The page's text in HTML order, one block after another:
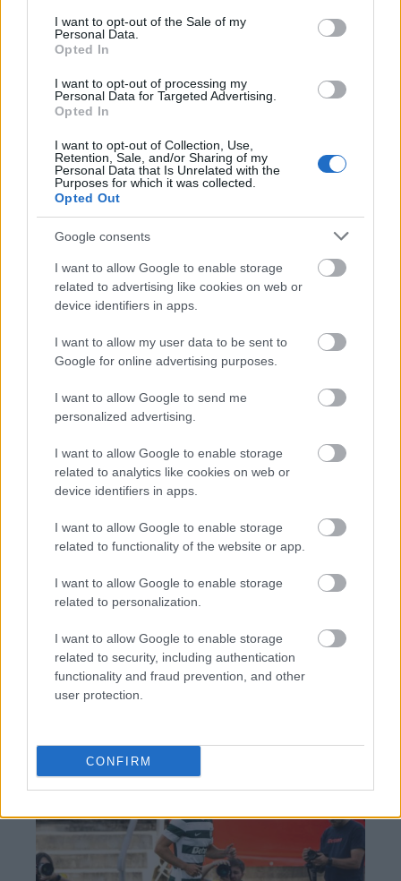
consent section.
I want to opt-out of the Sale of my
Personal Data.
Opted In
I want to opt-out of processing my
Personal Data for Targeted Advertising.
Opted In
I want to opt-out of Collection, Use,
Retention, Sale, and/or Sharing of my
Personal Data that Is Unrelated with the
Purposes for which it was collected.
Opted Out
Google consents
I want to allow Google to enable storage
related to advertising like cookies on web or
device identifiers in apps.
I want to allow my user data to be sent to
Google for online advertising purposes.
I want to allow Google to send me
personalized advertising.
I want to allow Google to enable storage
related to analytics like cookies on web or
device identifiers in apps.
I want to allow Google to enable storage
related to functionality of the website or app.
I want to allow Google to enable storage
related to personalization.
I want to allow Google to enable storage
related to security, including authentication
functionality and fraud prevention, and other
user protection.
CONFIRM
Διαβάζονται αυτή τη στιγμή
Τουρισμός για Όλους: Άνοιξε η πλατφόρμα -
Ποιοι κάνουν αίτηση σήμερα
Η επιστολή Αυτιά για ευρωπαϊκή αλληλεγγύη -
Οι παρουσίες και απουσίες στην κηδεία του
Καλάθι ΔΕΘ: Μείωση φορολογίας, εκπτώσεις
στον ΕΝΦΙΑ, κίνητρα για επενδύσεις ζητά η
Αυτοκίνητο Citroen
BEST OFINTERNET